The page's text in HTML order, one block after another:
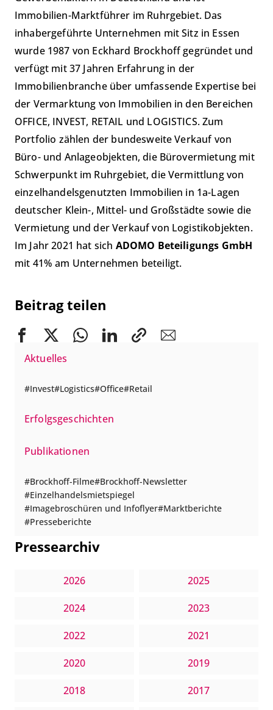
Aktuelles
Invest Logistics Office Retail
Erfolgsgeschichten
Publikationen
Brockhoff-Filme Brockhoff-Newsletter
Einzelhandelsmietspiegel
Imagebroschüren und Infoflyer Marktberichte
Presseberichte
Pressearchiv
2026 2025
2024 2023
2022 2021
2020 2019
2018 2017
Immobilien-Marktführer im Ruhrgebiet. Das
inhabergeführte Unternehmen mit Sitz in Essen
wurde 1987 von Eckhard Brockhoff gegründet und
verfügt mit 37 Jahren Erfahrung in der
Immobilienbranche über umfassende Expertise bei
der Vermarktung von Immobilien in den Bereichen
OFFICE, INVEST, RETAIL und LOGISTICS. Zum
Portfolio zählen der bundesweite Verkauf von
Büro- und Anlageobjekten, die Bürovermietung mit
Schwerpunkt im Ruhrgebiet, die Vermittlung von
einzelhandelsgenutzten Immobilien in 1a-Lagen
deutscher Klein-, Mittel- und Großstädte sowie die
Vermietung und der Verkauf von Logistikobjekten.
Im Jahr 2021 hat sich ADOMO Beteiligungs GmbH
mit 41% am Unternehmen beteiligt.
Beitrag teilen